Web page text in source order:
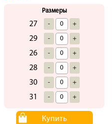
Размеры
27 - +
29 - +
26 - +
28 - +
30 - +
31 - +
Купить